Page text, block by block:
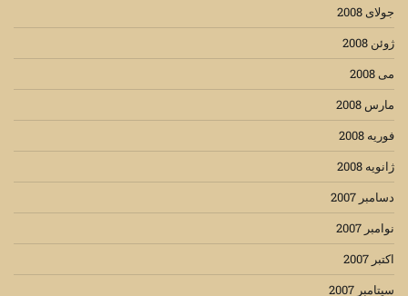
جولای 2008
ژوئن 2008
می 2008
مارس 2008
فوریه 2008
ژانویه 2008
دسامبر 2007
نوامبر 2007
اکتبر 2007
سپتامبر 2007